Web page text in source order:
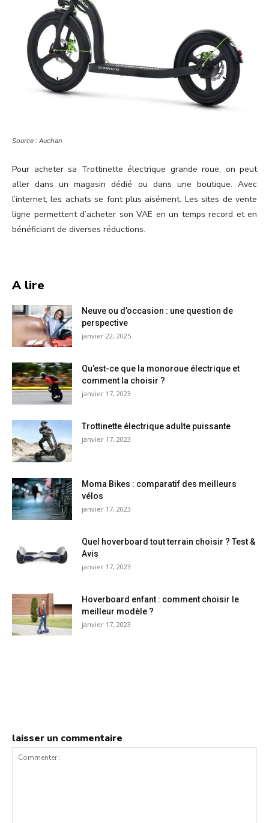
Source : Auchan
Pour acheter sa Trottinette électrique grande roue, on peut
aller dans un magasin dédié ou dans une boutique. Avec
l’internet, les achats se font plus aisément. Les sites de vente
ligne permettent d’acheter son VAE en un temps record et en
bénéficiant de diverses réductions.
A lire
Neuve ou d’occasion : une question de
perspective
janvier 22, 2025
Qu’est-ce que la monoroue électrique et
comment la choisir ?
janvier 17, 2023
Trottinette électrique adulte puissante
janvier 17, 2023
Moma Bikes : comparatif des meilleurs
vélos
janvier 17, 2023
Quel hoverboard tout terrain choisir ? Test &
Avis
janvier 17, 2023
Hoverboard enfant : comment choisir le
meilleur modèle ?
janvier 17, 2023
laisser un commentaire